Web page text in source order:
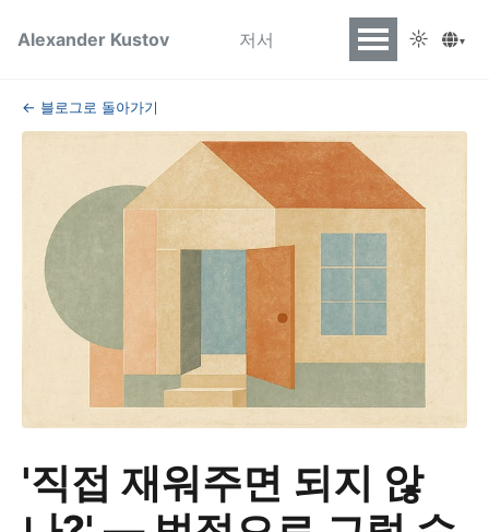
Alexander Kustov 저서 ☼ ▾
← 블로그로 돌아가기
'직접 재워주면 되지 않